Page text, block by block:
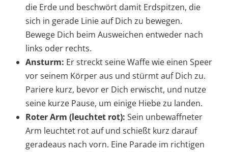
die Erde und beschwört damit Erdspitzen, die
sich in gerade Linie auf Dich zu bewegen.
Bewege Dich beim Ausweichen entweder nach
links oder rechts.
Ansturm: Er streckt seine Waffe wie einen Speer
vor seinem Körper aus und stürmt auf Dich zu.
Pariere kurz, bevor er Dich erwischt, und nutze
seine kurze Pause, um einige Hiebe zu landen.
Roter Arm (leuchtet rot): Sein unbewaffneter
Arm leuchtet rot auf und schießt kurz darauf
geradeaus nach vorn. Eine Parade im richtigen